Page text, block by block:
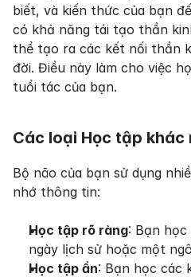
biết, và kiến thức của bạn
có khả năng tái tạo thần
thể tạo ra các kết nối thần
đời. Điều này làm cho việc
tuổi tác của bạn.
Các loại Học tập khác
Bộ não của bạn sử dụng
nhớ thông tin:
Học tập rõ ràng: Bạn
ngày lịch sử hoặc một
Học tập ẩn: Bạn học các